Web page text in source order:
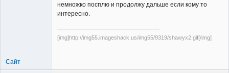
немножко посплю и продолжу дальше если кому то
интересно.
[img]http://img55.imageshack.us/img55/9319/shawyx2.gif[/img]
Сайт